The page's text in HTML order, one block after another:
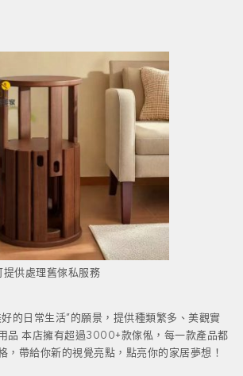
供處理舊傢私服務
的日常生活”的願景，提供種類繁多、美觀實
品 本店擁有超過3000+款傢俬，每一款產品都
，帶給你新的視覺亮點，點亮你的家居夢想！